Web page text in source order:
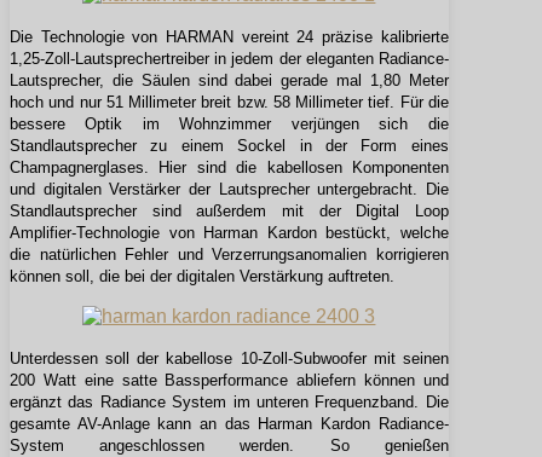
Die Technologie von HARMAN vereint 24 präzise kalibrierte
1,25-Zoll-Lautsprechertreiber in jedem der eleganten Radiance-
Lautsprecher, die Säulen sind dabei gerade mal 1,80 Meter
hoch und nur 51 Millimeter breit bzw. 58 Millimeter tief. Für die
bessere Optik im Wohnzimmer verjüngen sich die
Standlautsprecher zu einem Sockel in der Form eines
Champagnerglases. Hier sind die kabellosen Komponenten
und digitalen Verstärker der Lautsprecher untergebracht. Die
Standlautsprecher sind außerdem mit der Digital Loop
Amplifier-Technologie von Harman Kardon bestückt, welche
die natürlichen Fehler und Verzerrungsanomalien korrigieren
können soll, die bei der digitalen Verstärkung auftreten.
Unterdessen soll der kabellose 10-Zoll-Subwoofer mit seinen
200 Watt eine satte Bassperformance abliefern können und
ergänzt das Radiance System im unteren Frequenzband. Die
gesamte AV-Anlage kann an das Harman Kardon Radiance-
System angeschlossen werden. So genießen